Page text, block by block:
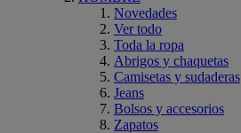
Novedades
Ver todo
Toda la ropa
Abrigos y chaquetas
Camisetas y sudaderas
Jeans
Bolsos y accesorios
Zapatos